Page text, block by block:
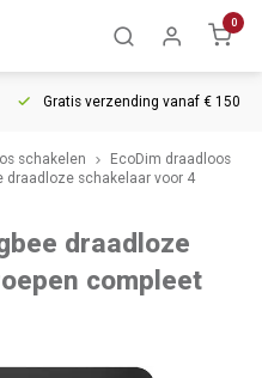
0
Gratis verzending vanaf € 150
schakelen
EcoDim draadloos
draadloze schakelaar voor 4
draadloze
compleet